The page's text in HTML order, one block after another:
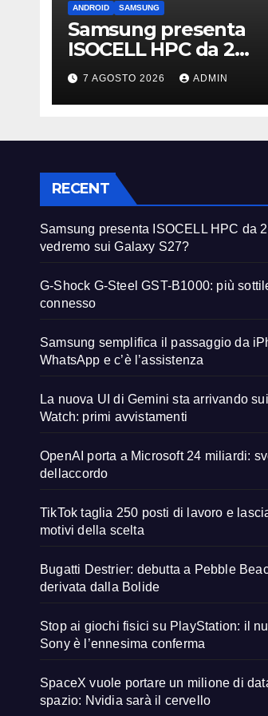
ANDROID SAMSUNG
Samsung presenta
ISOCELL HPC da 200
MP: lo vedremo sui
Galaxy S27?
7 AGOSTO 2026 ADMIN
RECENT
Samsung presenta ISOCELL HPC da
vedremo sui Galaxy S27?
G-Shock G-Steel GST-B1000: più
connesso
Samsung semplifica il passaggio da
WhatsApp e c’è l’assistenza
La nuova UI di Gemini sta arrivando
Watch: primi avvistamenti
OpenAI porta a Microsoft 24 miliardi:
dellaccordo
TikTok taglia 250 posti di lavoro e
motivi della scelta
Bugatti Destrier: debutta a Pebble
derivata dalla Bolide
Stop ai giochi fisici su PlayStation: il
Sony è l’ennesima conferma
SpaceX vuole portare un milione di
spazio: Nvidia sarà il cervello